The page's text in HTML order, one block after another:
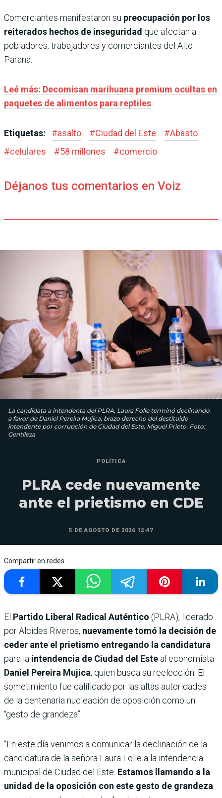
Comerciantes manifestaron su preocupación por los
reiterados hechos de inseguridad que afectan a
pobladores, trabajadores y comerciantes del Alto
Paraná.
Leé más: Decomisan marihuana premium ocultas en
paquetes de alimentos para reptiles
Etiquetas: #asalto #Ciudad del Este #Abasto
#celulares #58 millones #comercio
Déjanos tus comentarios en Voiz
La candidata a intendenta del PLRA, Laura Folle terminó declinando
a favor de Daniel Pereira Mujica, brazo derecho del destituido
intendente por corrupción de Ciudad del Este, Miguel Prieto. Foto:
Gentileza
POLÍTICA
PLRA cede nuevamente
ante el prietismo en CDE
5 DE AGOSTO DE 2026 12:47
Compartir en redes
El Partido Liberal Radical Auténtico (PLRA), liderado
por Alcides Riveros, nuevamente tomó la decisión de
ceder ante el prietismo entregando la candidatura
para la intendencia de Ciudad del Este al economista
Daniel Pereira Mujica, quien busca su reelección. El
sometimiento fue calificado por las altas autoridades
de la centenaria nucleación de oposición como un
“gesto de grandeza”.
“En este día venimos a comunicar la declinación de la
candidatura de la señora Laura Folle a la intendencia
municipal de Ciudad del Este. Estamos llamando a la
unidad de la oposición con este gesto de grandeza